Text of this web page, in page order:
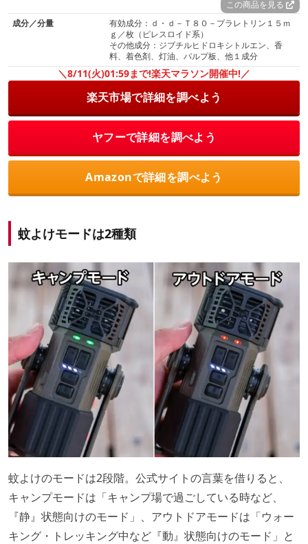
この商品を見る
成分／分量
有効成分：ｄ・ｄ－Ｔ８０－プラレトリン１５ｍ
ｇ／枚（ピレスロイド系）
その他成分：ジブチルヒドロキシトルエン、香
料、着色剤、灯油、パルプ板、他１成分
＼8/11(火)01:59まで!楽天マラソン開催中!／
楽天市場で詳細を調べよう
ヤフーで詳細を調べよう
Amazonで詳細を調べよう
蚊よけモードは2種類
蚊よけのモードは2段階。公式サイトの言葉を借りると、
キャンプモードは「キャンプ場で過ごしている時など、
『静』状態向けのモード」、アウトドアモードは「ウォー
キング・トレッキング中など『動』状態向けのモード」と